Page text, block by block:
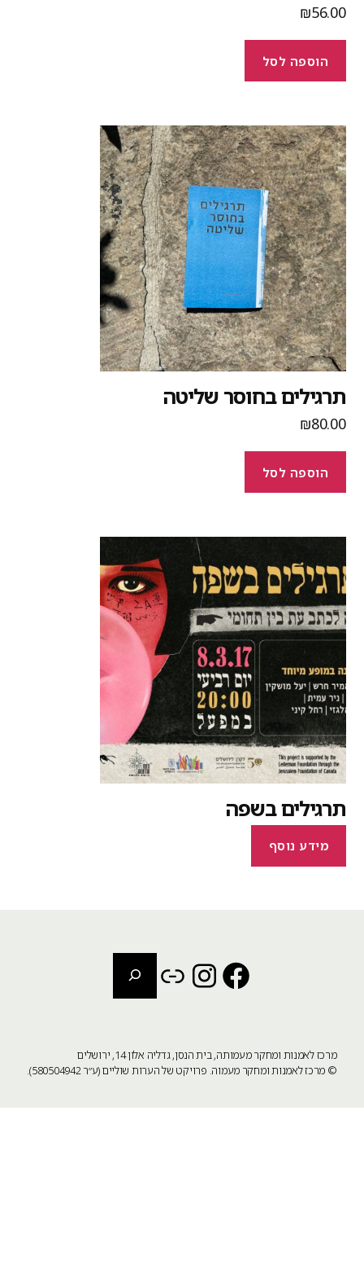
₪
הוספה לסל
בחוסר שליטה
₪
הוספה לסל
בשפה
מידע נוסף
מרכז לאמנות ומחקר מעמותה, בית הנסן, גדליה אלון 14, ירושלים
מרכז לאמנות ומחקר מעמוה. פרויקט של הערות שוליים (ע״ר 580504942).
Facebook
Instagram
Link